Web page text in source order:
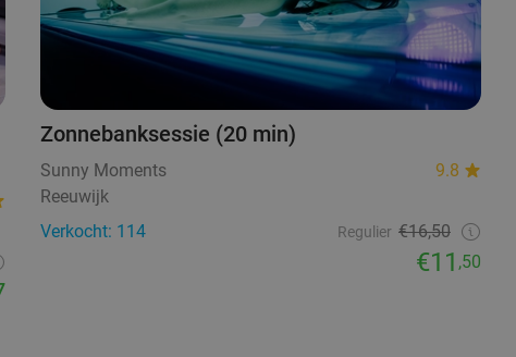
Zonnebanksessie (20 min)
Sunny Moments
9.8
Reeuwijk
Verkocht: 114
Regulier €16,50
€11 ,50